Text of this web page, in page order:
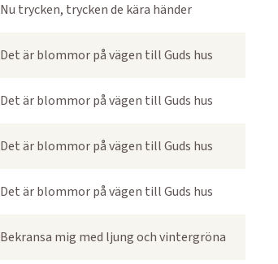
Nu trycken, trycken de kära händer
Det är blommor på vägen till Guds hus
Det är blommor på vägen till Guds hus
Det är blommor på vägen till Guds hus
Det är blommor på vägen till Guds hus
Bekransa mig med ljung och vintergröna